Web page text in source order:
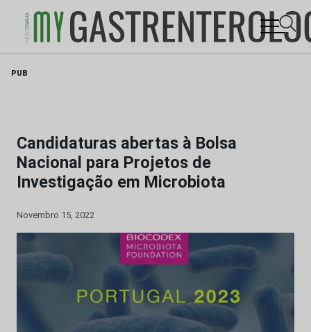
PUB
Candidaturas abertas à Bolsa
Nacional para Projetos de
Investigação em Microbiota
Novembro 15, 2022